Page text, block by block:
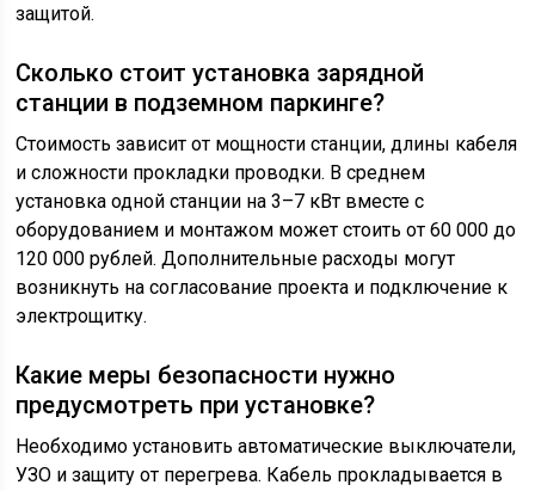
защитой.
Сколько стоит установка зарядной
станции в подземном паркинге?
Стоимость зависит от мощности станции, длины кабеля
и сложности прокладки проводки. В среднем
установка одной станции на 3–7 кВт вместе с
оборудованием и монтажом может стоить от 60 000 до
120 000 рублей. Дополнительные расходы могут
возникнуть на согласование проекта и подключение к
электрощитку.
Какие меры безопасности нужно
предусмотреть при установке?
Необходимо установить автоматические выключатели,
УЗО и защиту от перегрева. Кабель прокладывается в